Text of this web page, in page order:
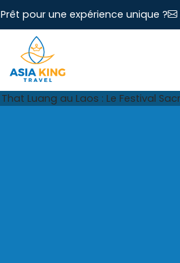
Prêt pour une expérience unique ?